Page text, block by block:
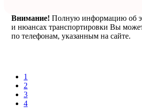
Внимание! Полную информацию об
и нюансах транспортировки Вы
по телефонам, указанным на сайте.
1
2
3
4